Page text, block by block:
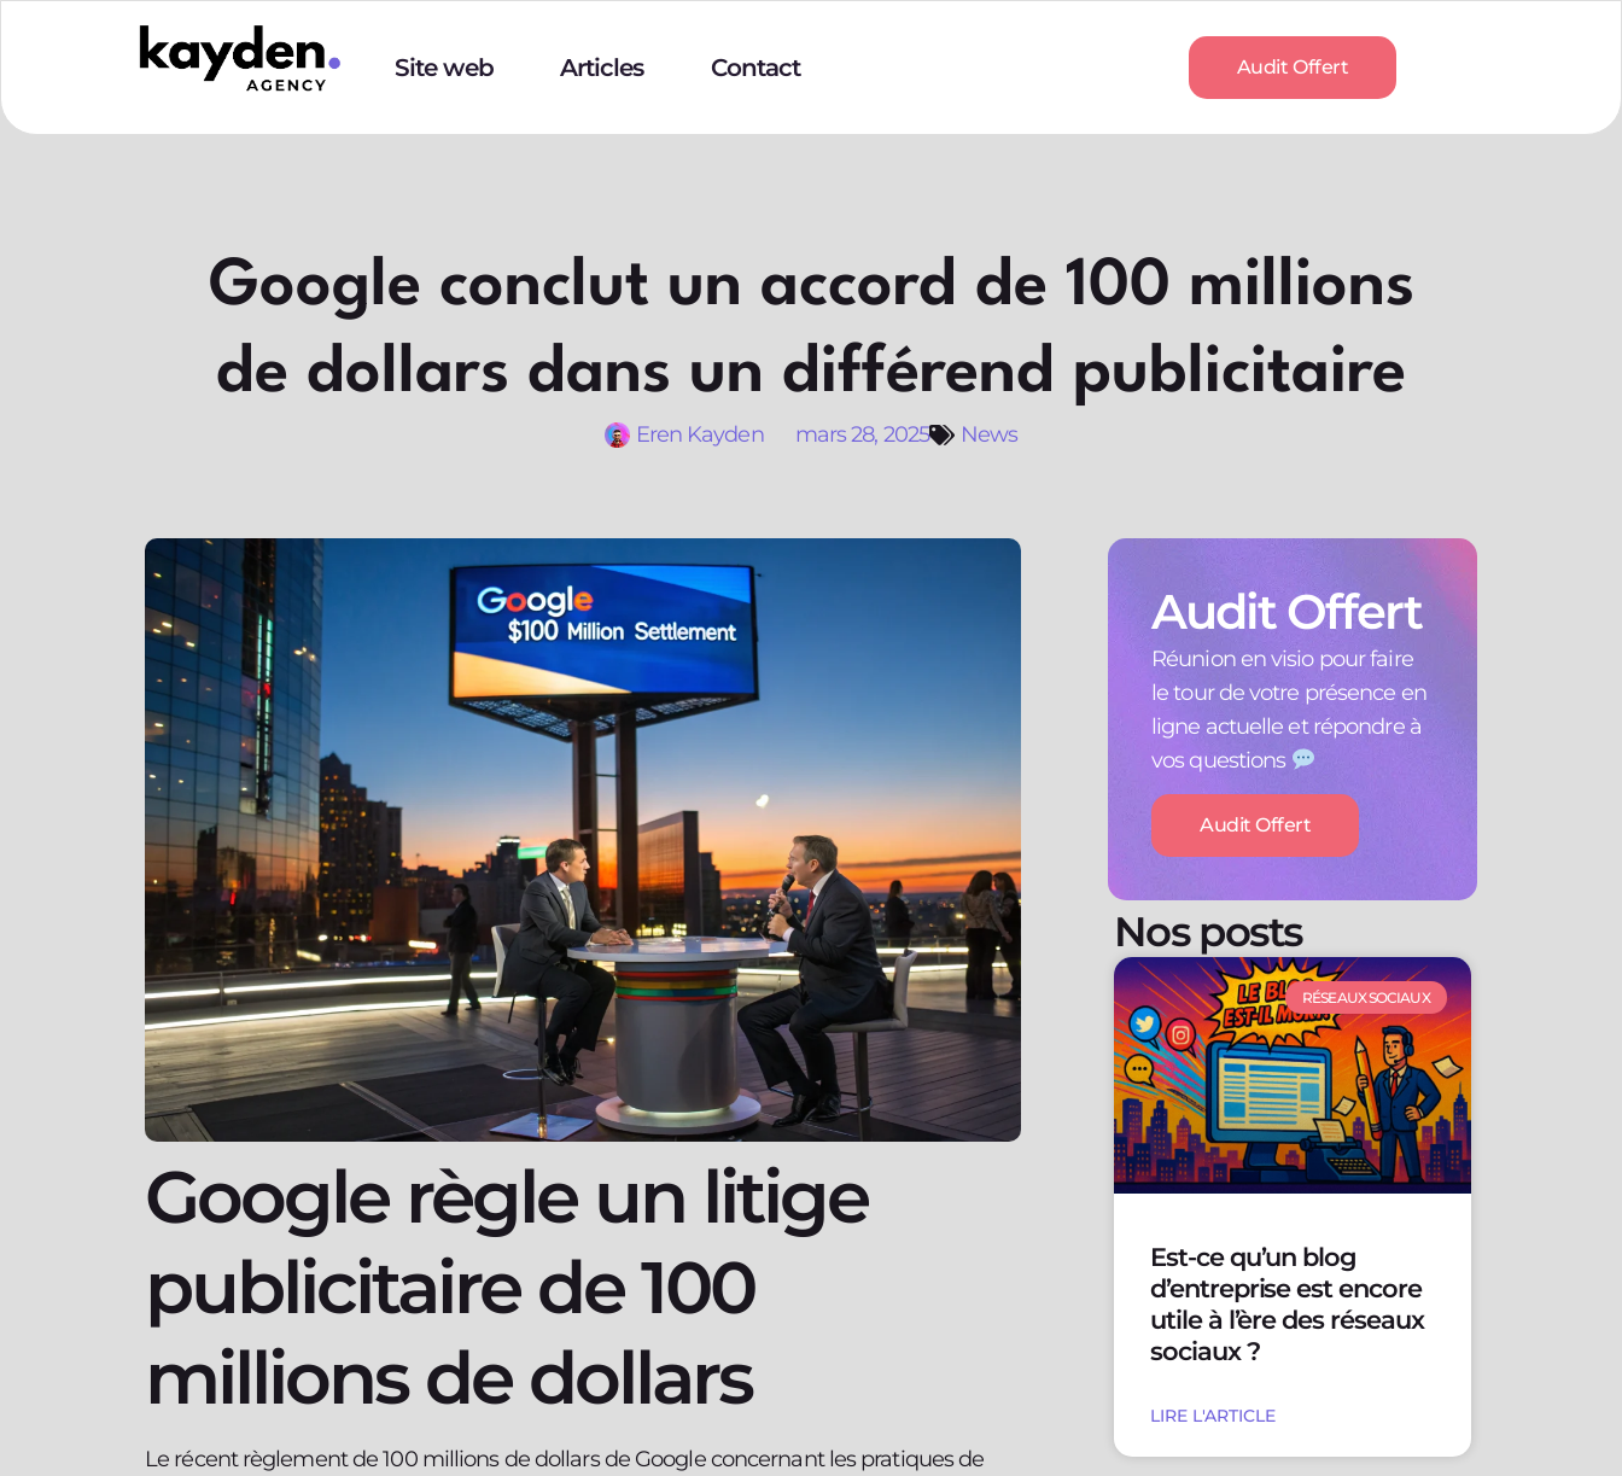
Site web Articles Contact Audit Offert
Google conclut un accord de 100 millions
de dollars dans un différend publicitaire
Eren Kayden mars 28, 2025 News
Google règle un litige
publicitaire de 100
millions de dollars
Le récent règlement de 100 millions de dollars de Google concernant les pratiques de
Audit Offert
Réunion en visio pour faire
le tour de votre présence en
ligne actuelle et répondre à
vos questions
Audit Offert
Nos posts
RÉSEAUX SOCIAUX
Est-ce qu’un blog
d’entreprise est encore
utile à l’ère des réseaux
sociaux ?
LIRE L'ARTICLE